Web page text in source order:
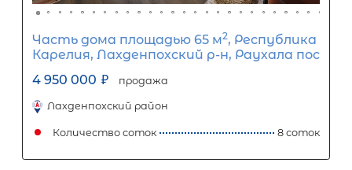
Часть дома площадью 55 м2, ЛО,
Приозерский р-н, Сосново пос,
Железнодорожная ул, д 59
4 750 000 ₽ продажа
Девяткино Приозерский район